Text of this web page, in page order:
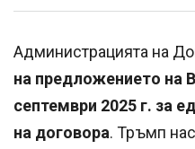
Администрацията на
на предложението на
септември 2025 г. за
на договора. Тръмп